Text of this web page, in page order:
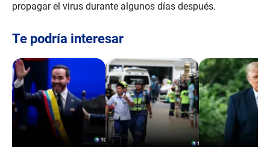
propagar el virus durante algunos días después.
Te podría interesar